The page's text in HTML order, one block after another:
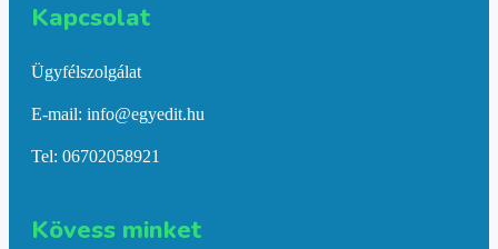
Kapcsolat​
Ügyfélszolgálat
E-mail: info@egyedit.hu
Tel: 06702058921
Kövess minket